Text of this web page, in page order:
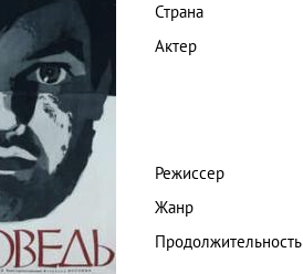
Страна
Актер
Режиссер
Жанр
Продолжительность